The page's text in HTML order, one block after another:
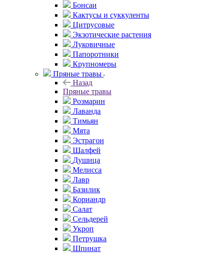
Бонсаи
Кактусы и суккуленты
Цитрусовые
Экзотические растения
Луковичные
Папоротники
Крупномеры
Пряные травы
Назад
Пряные травы
Розмарин
Лаванда
Тимьян
Мята
Эстрагон
Шалфей
Душица
Мелисса
Лавр
Базилик
Кориандр
Салат
Сельдерей
Укроп
Петрушка
Шпинат